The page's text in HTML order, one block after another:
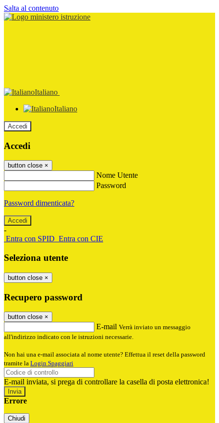
Salta al contenuto
Italiano
Italiano
Accedi
Accedi
button close ×
Nome Utente
Password
Password dimenticata?
-
Entra con SPID Entra con CIE
Seleziona utente
button close ×
Recupero password
button close ×
E-mail Verrà inviato un messaggio
all'indirizzo indicato con le istruzioni necessarie.
Non hai una e-mail associata al nome utente? Effettua il reset della password
tramite la Login Spaggiari
E-mail inviata, si prega di controllare la casella di posta elettronica!
Errore
Chiudi